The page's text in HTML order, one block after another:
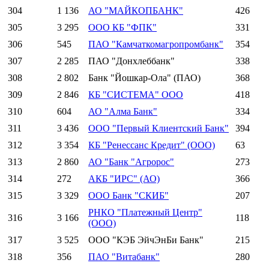
304
1 136 АО "МАЙКОПБАНК"
426
305
3 295 ООО КБ "ФПК"
331
306
545 ПАО "Камчаткомагропромбанк"
354
307
2 285 ПАО "Донхлеббанк"
338
308
2 802 Банк "Йошкар-Ола" (ПАО)
368
309
2 846 КБ "СИСТЕМА" ООО
418
310
604 АО "Алма Банк"
334
311
3 436 ООО "Первый Клиентский Банк"
394
312
3 354 КБ "Ренессанс Кредит" (ООО)
63
313
2 860 АО "Банк "Агророс"
273
314
272 АКБ "ИРС" (АО)
366
315
3 329 ООО Банк "СКИБ" 207
316 3 166
РНКО "Платежный Центр"
(ООО)
118
317 3 525 ООО "КЭБ ЭйчЭнБи Банк"
215
318
356 ПАО "Витабанк" 280